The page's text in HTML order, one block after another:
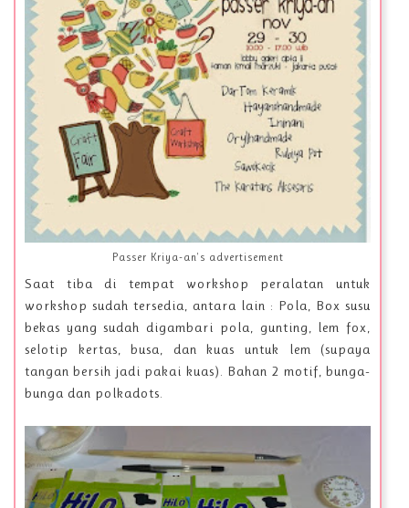
Passer Kriya-an's advertisement
Saat tiba di tempat workshop peralatan untuk
workshop sudah tersedia, antara lain : Pola, Box susu
bekas yang sudah digambari pola, gunting, lem fox,
selotip kertas, busa, dan kuas untuk lem (supaya
tangan bersih jadi pakai kuas). Bahan 2 motif, bunga-
bunga dan polkadots.